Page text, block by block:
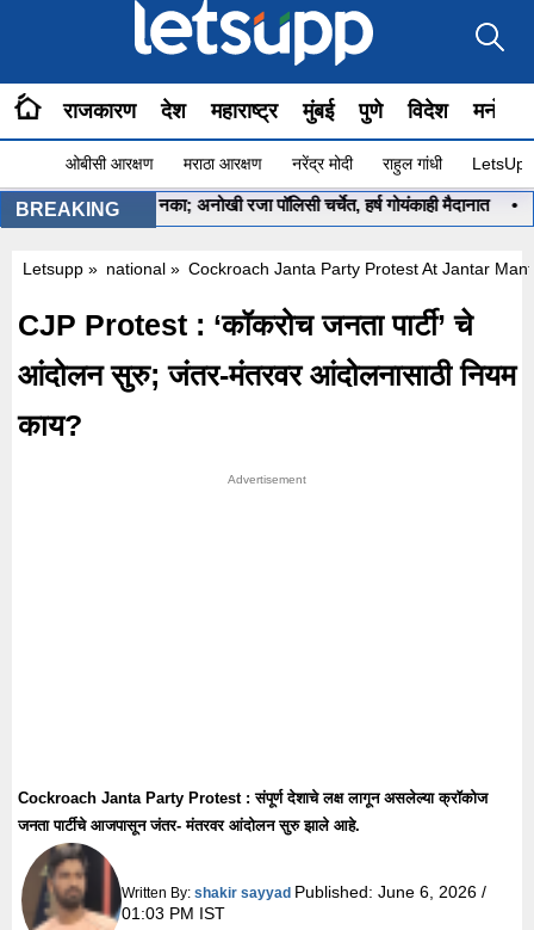
राजकारण देश महाराष्ट्र मुंबई पुणे विदेश
ओबीसी आरक्षण मराठा आरक्षण नरेंद्र मोदी राहुल गांधी
BREAKING
ऑफिसला येऊ नका; अनोखी रजा पॉलिसी चर्चेत, हर्ष गोयंकाही मैदानात •
Letsupp » national » Cockroach Janta Party Protest At Jantar
CJP Protest : ‘कॉकरोच जनता पार्टी’ चे
आंदोलन सुरु; जंतर-मंतरवर आंदोलनासाठी नियम
काय?
Cockroach Janta Party Protest : संपूर्ण देशाचे लक्ष लागून असलेल्या क्रॉकोज
जनता पार्टीचे आजपासून जंतर- मंतरवर आंदोलन सुरु झाले आहे.
Written By: shakir sayyad Published: June 6, 2026 /
01:03 PM IST